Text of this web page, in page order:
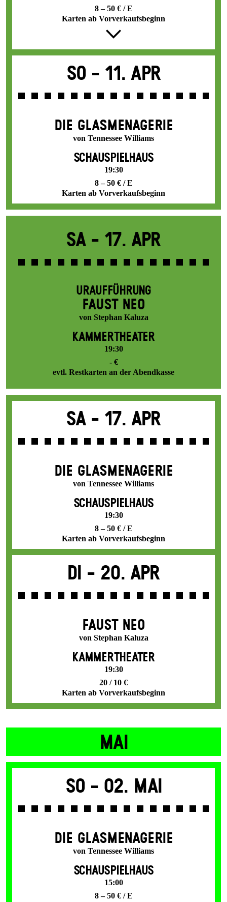
8 – 50 € / E
Karten ab Vorverkaufsbeginn
So - 11. Apr
DIE GLAS­MENAGERIE
von Tennessee Williams
SCHAUSPIELHAUS
19:30
8 – 50 € / E
Karten ab Vorverkaufsbeginn
Sa - 17. Apr
URAUFFÜHRUNG
FAUST NEO
von Stephan Kaluza
KAMMERTHEATER
19:30
- €
evtl. Restkarten an der Abendkasse
Sa - 17. Apr
DIE GLAS­MENAGERIE
von Tennessee Williams
SCHAUSPIELHAUS
19:30
8 – 50 € / E
Karten ab Vorverkaufsbeginn
Di - 20. Apr
FAUST NEO
von Stephan Kaluza
KAMMERTHEATER
19:30
20 / 10 €
Karten ab Vorverkaufsbeginn
MAI
So - 02. Mai
DIE GLAS­MENAGERIE
von Tennessee Williams
SCHAUSPIELHAUS
15:00
8 – 50 € / E